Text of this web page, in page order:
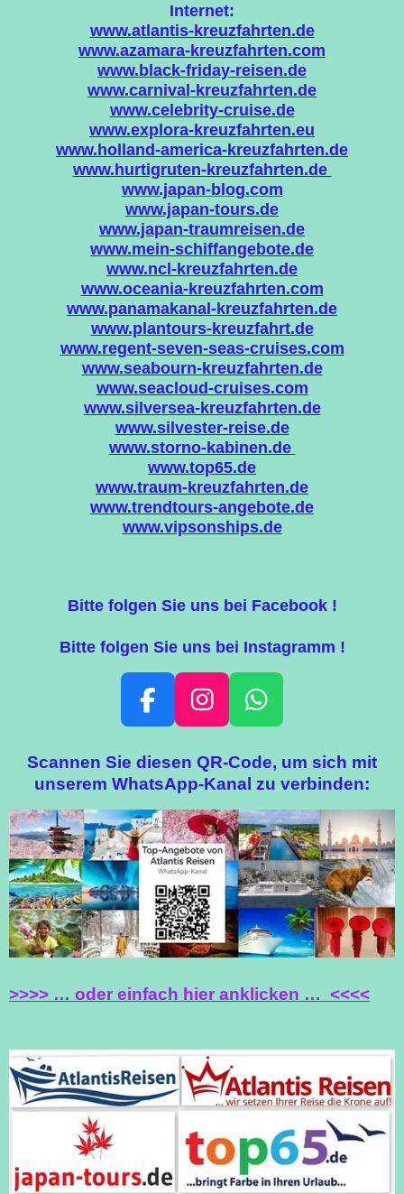
Internet:
www.atlantis-kreuzfahrten.de
www.azamara-kreuzfahrten.com
www.black-friday-reisen.de
www.carnival-kreuzfahrten.de
www.celebrity-cruise.de
www.explora-kreuzfahrten.eu
www.holland-america-kreuzfahrten.de
www.hurtigruten-kreuzfahrten.de
www.japan-blog.com
www.japan-tours.de
www.japan-traumreisen.de
www.mein-schiffangebote.de
www.ncl-kreuzfahrten.de
www.oceania-kreuzfahrten.com
www.panamakanal-kreuzfahrten.de
www.plantours-kreuzfahrt.de
www.regent-seven-seas-cruises.com
www.seabourn-kreuzfahrten.de
www.seacloud-cruises.com
www.silversea-kreuzfahrten.de
www.silvester-reise.de
www.storno-kabinen.de
www.top65.de
www.traum-kreuzfahrten.de
www.trendtours-angebote.de
www.vipsonships.de
Bitte folgen Sie uns bei Facebook !
Bitte folgen Sie uns bei Instagramm !
F
C
E
B
O
O
K
I
S
T
A
G
R
A
M
W
A
T
S
A
P
P
Scannen Sie diesen QR-Code, um sich mit
unserem WhatsApp-Kanal zu verbinden:
>>>> … oder einfach hier anklicken … <<<<